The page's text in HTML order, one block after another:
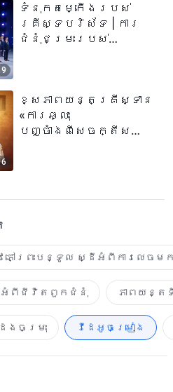
ទំនុកតម្កើង​របស់​
គ្រីស្ទបរិស័ទ | ការ
ជំនុំជម្រះរបស់
ខ្សែភាពយន្តគ្រីស្ទាន
«ការឆ្លុះ
បញ្ចាំងពីសេចក្តីសង្រ្គោះ»
វភៅព្រះបន្ទូល ស្ដីអំពីការលេច
ល់អំពីជីវិតពួកជំនុំ ភាពយន្
ងចម្រុះ វីដេអូចម្រៀង​